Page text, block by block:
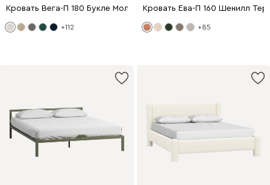
Кровать Вега-П 180 Букле Молочный
+112
Кровать Ева-П 160 Шенилл
+85